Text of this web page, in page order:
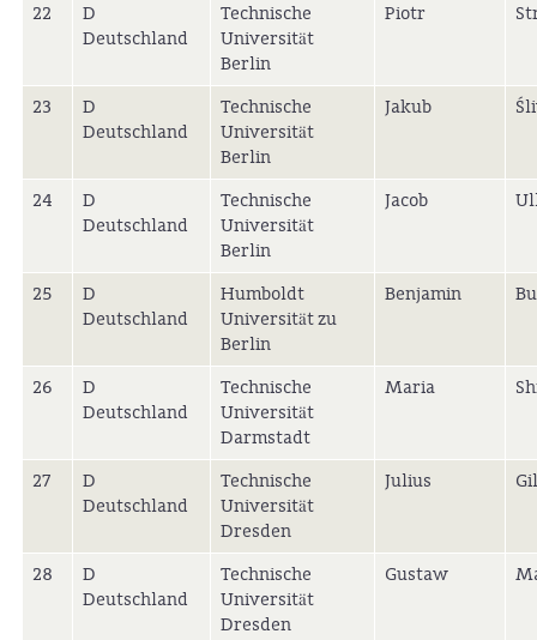
22
D
Deutschland
Technische
Universität
Berlin
Piotr
23
D
Deutschland
Technische
Universität
Berlin
Jakub
24
D
Deutschland
Technische
Universität
Berlin
Jacob
25
D
Deutschland
Humboldt
Universität zu
Berlin
Benjamin
26
D
Deutschland
Technische
Universität
Darmstadt
Maria
27
D
Deutschland
Technische
Universität
Dresden
Julius
28
D
Deutschland
Technische
Universität
Dresden
Gustaw